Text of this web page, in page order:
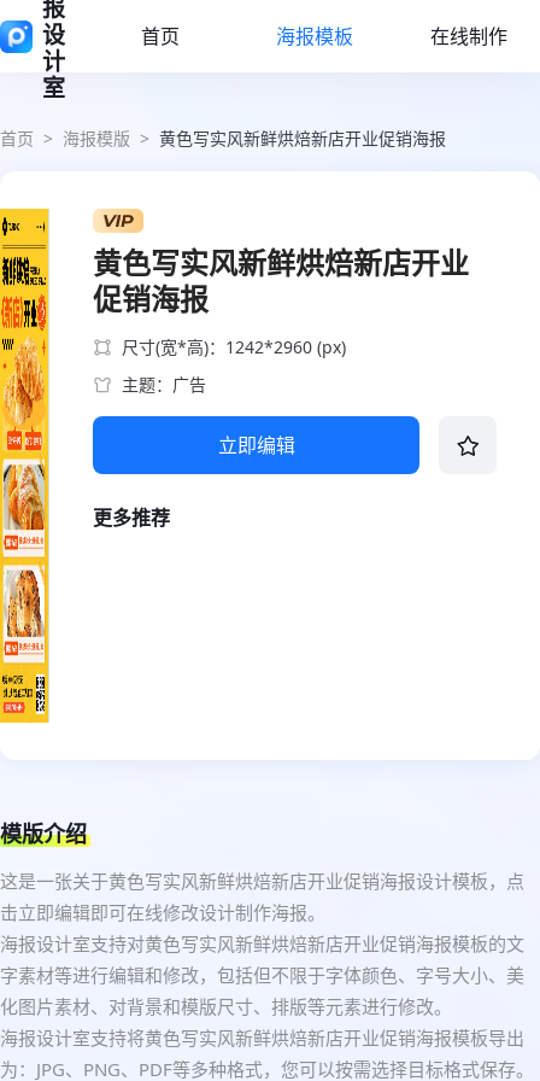
报
设
计
室
首页 海报模板 在线制作
首页 > 海报模版 > 黄色写实风新鲜烘焙新店开业促销海报
黄色写实风新鲜烘焙新店开业
促销海报
尺寸(宽*高)：1242*2960 (px)
主题：广告
立即编辑
更多推荐
模版介绍
这是一张关于黄色写实风新鲜烘焙新店开业促销海报设计模板，点
击立即编辑即可在线修改设计制作海报。
海报设计室支持对黄色写实风新鲜烘焙新店开业促销海报模板的文
字素材等进行编辑和修改，包括但不限于字体颜色、字号大小、美
化图片素材、对背景和模版尺寸、排版等元素进行修改。
海报设计室支持将黄色写实风新鲜烘焙新店开业促销海报模板导出
为：JPG、PNG、PDF等多种格式，您可以按需选择目标格式保存。